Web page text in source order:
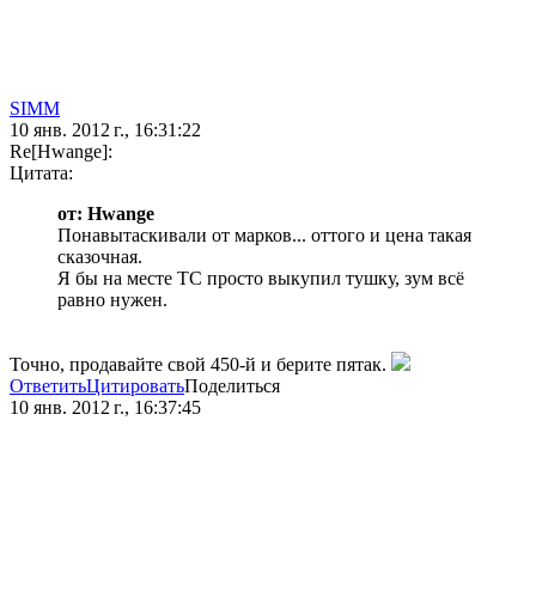
SIMM
10 янв. 2012 г., 16:31:22
Re[Hwange]:
Цитата:
от: Hwange
Понавытаскивали от марков... оттого и цена такая
сказочная.
Я бы на месте ТС просто выкупил тушку, зум всё
равно нужен.
Точно, продавайте свой 450-й и берите пятак.
ОтветитьЦитироватьПоделиться
10 янв. 2012 г., 16:37:45